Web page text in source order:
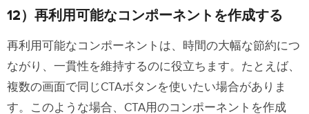
12）再利用可能なコンポーネントを作成する
再利用可能なコンポーネントは、時間の大幅な節約につ
ながり、一貫性を維持するのに役立ちます。たとえば、
複数の画面で同じCTAボタンを使いたい場合がありま
す。このような場合、CTA用のコンポーネントを作成